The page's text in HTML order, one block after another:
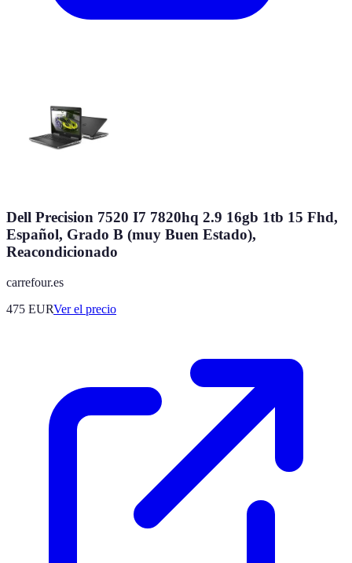
Dell Precision 7520 I7 7820hq 2.9 16gb 1tb 15 Fhd,
Español, Grado B (muy Buen Estado),
Reacondicionado
carrefour.es
475 EURVer el precio